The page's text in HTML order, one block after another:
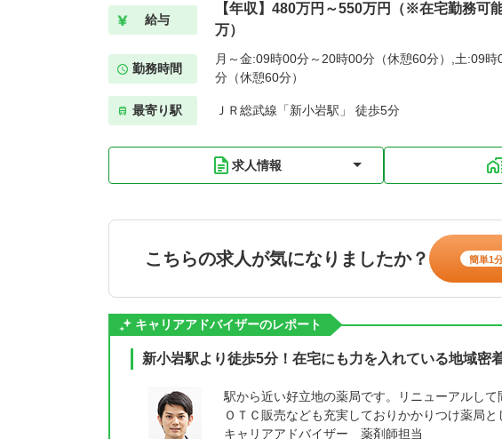
給与
【年収】480万円～550万円（※在宅勤務可
万）
勤務時間
月～金:09時00分～20時00分（休憩60分）,土:09
分（休憩60分）
最寄り駅 ＪＲ総武線「新小岩駅」 徒歩5分
求人情報
こちらの求人が気になりましたか？ 簡単1
キャリアアドバイザーのレポート
新小岩駅より徒歩5分！在宅にも力を入れている地域密
駅から近い好立地の薬局です。リニューアルし
ＯＴＣ販売なども充実しておりかかりつけ薬局
キャリアアドバイザー 薬剤師担当